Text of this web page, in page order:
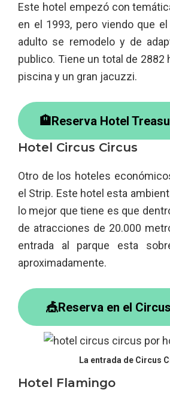
Este hotel empezó con
en el 1993, pero viendo que
adulto se remodelo y de
publico. Tiene un total de 2882
piscina y un gran jacuzzi.
🏨Reserva Hotel
Hotel Circus Circus
Otro de los hoteles
el Strip. Este hotel esta
lo mejor que tiene es que
de atracciones de 20.000
entrada al parque esta
aproximadamente.
🎪Reserva en el
La entrada de Circus
Hotel Flamingo